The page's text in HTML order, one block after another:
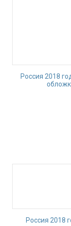
Россия 2018
Россия 2018